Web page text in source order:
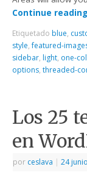
Continue reading
Etiquetado blue,
style,featured-
sidebar, light, one-
options,threaded-
Los 25
en
por ceslava | 24